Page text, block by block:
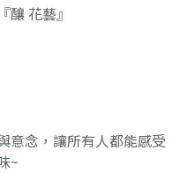
花藝』
意念，讓所有人都能感受
~